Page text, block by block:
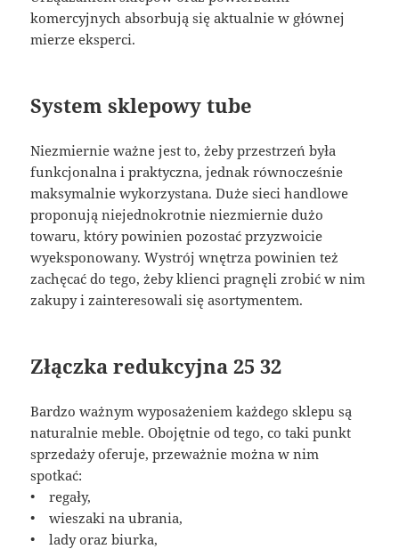
komercyjnych absorbują się aktualnie w głównej
mierze eksperci.
System sklepowy tube
Niezmiernie ważne jest to, żeby przestrzeń była
funkcjonalna i praktyczna, jednak równocześnie
maksymalnie wykorzystana. Duże sieci handlowe
proponują niejednokrotnie niezmiernie dużo
towaru, który powinien pozostać przyzwoicie
wyeksponowany. Wystrój wnętrza powinien też
zachęcać do tego, żeby klienci pragnęli zrobić w nim
zakupy i zainteresowali się asortymentem.
Złączka redukcyjna 25 32
Bardzo ważnym wyposażeniem każdego sklepu są
naturalnie meble. Obojętnie od tego, co taki punkt
sprzedaży oferuje, przeważnie można w nim
spotkać:
• regały,
• wieszaki na ubrania,
• lady oraz biurka,